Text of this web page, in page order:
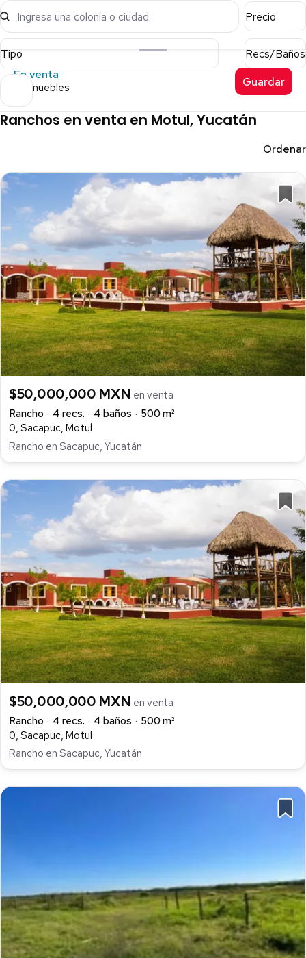
Ingresa una colonia o ciudad Precio
Tipo
Recs/Baños
En venta
5 inmuebles Guardar
Ranchos en venta en Motul, Yucatán
Ordenar
$50,000,000 MXN en venta
Rancho
4 recs. 4 baños
500 m²
0, Sacapuc, Motul
Rancho en Sacapuc, Yucatán
$50,000,000 MXN en venta
Rancho
4 recs. 4 baños
500 m²
0, Sacapuc, Motul
Rancho en Sacapuc, Yucatán